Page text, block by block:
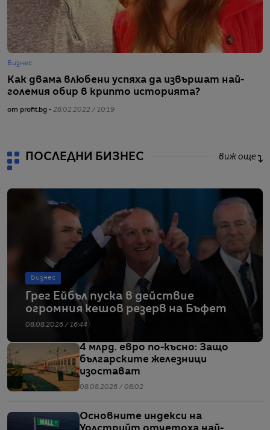
Бизнес
Как двама влюбени успяха да извършат най-
големия обир в крипто историята?
от profit.bg - 28.02.2022 / 10:19
ПОСЛЕДНИ БИЗНЕС виж още
Бизнес
Грег Ейбъл пуска в действие
огромния кешов резерв на Бъфет
08.08.2026 / 16:44
4 млрд. евро по-късно: Защо
българските железници
изостават
08.08.2026 / 08:02
Основните индекси на